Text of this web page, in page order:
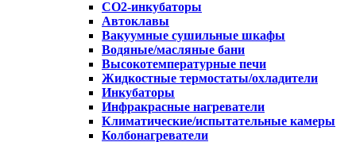
CO2-инкубаторы
Автоклавы
Вакуумные сушильные шкафы
Водяные/масляные бани
Высокотемпературные печи
Жидкостные термостаты/охладители
Инкубаторы
Инфракрасные нагреватели
Климатические/испытательные камеры
Колбонагреватели